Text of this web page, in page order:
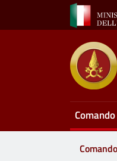
Salta al contenuto